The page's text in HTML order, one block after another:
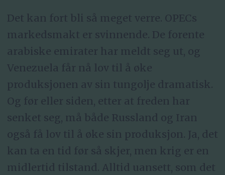
Det kan fort bli så meget verre. OPECs
markedsmakt er svinnende. De forente
arabiske emirater har meldt seg ut, og
Venezuela får nå lov til å øke
produksjonen av sin tungolje dramatisk.
Og før eller siden, etter at freden har
senket seg, må både Russland og Iran
også få lov til å øke sin produksjon. Ja, det
kan ta en tid før så skjer, men krig er en
midlertid tilstand. Alltid uansett, som det